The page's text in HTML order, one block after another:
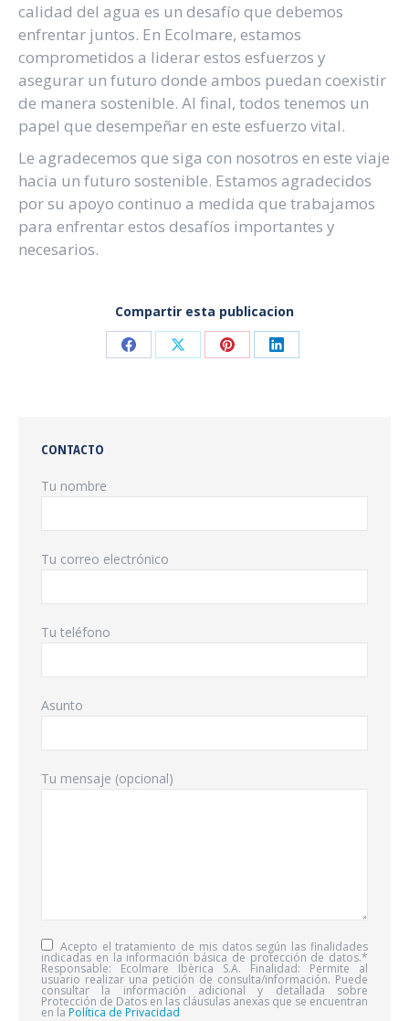
calidad del agua es un desafío que debemos
enfrentar juntos. En Ecolmare, estamos
comprometidos a liderar estos esfuerzos y
asegurar un futuro donde ambos puedan coexistir
de manera sostenible. Al final, todos tenemos un
papel que desempeñar en este esfuerzo vital.
Le agradecemos que siga con nosotros en este viaje
hacia un futuro sostenible. Estamos agradecidos
por su apoyo continuo a medida que trabajamos
para enfrentar estos desafíos importantes y
necesarios.
Compartir esta publicacion
CompartirCompartirCompartirCompartir
CONTACTO
Tu nombre
Tu correo electrónico
Tu teléfono
Asunto
Tu mensaje (opcional)
Acepto el tratamiento de mis datos según las finalidades
indicadas en la información básica de protección de datos.*
Responsable: Ecolmare Ibèrica S.A. Finalidad: Permite al
usuario realizar una petición de consulta/información. Puede
consultar la información adicional y detallada sobre
Protección de Datos en las cláusulas anexas que se encuentran
en la Política de Privacidad